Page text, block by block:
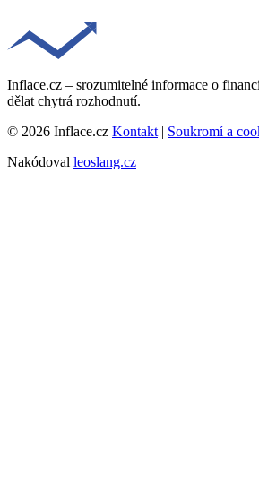
Inflace.cz – srozumitelné informace o
dělat chytrá rozhodnutí.
© 2026 Inflace.cz Kontakt | Soukromí a
Nakódoval leoslang.cz